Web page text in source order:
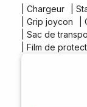
| Chargeur |
| Grip joycon
| Sac de
| Film de